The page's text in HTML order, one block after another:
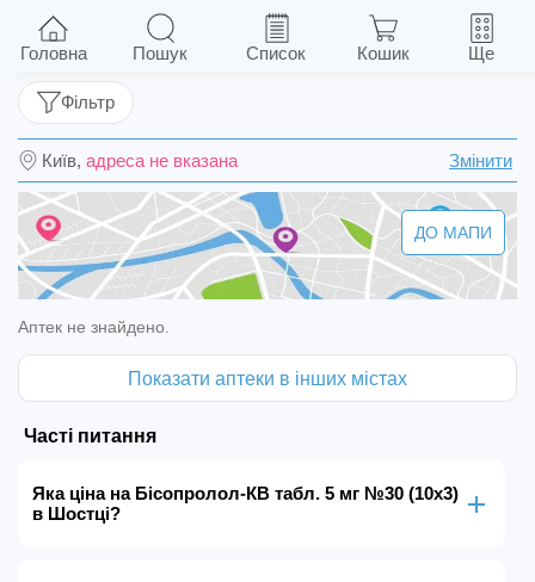
Бісопролол-КВ табл. 5 мг №30 (10х3)
Київ, адреса не вказана Змінити
Фільтр
ДО МАПИ
Аптек не знайдено.
Показати аптеки в інших містах
Часті питання
Яка ціна на Бісопролол-КВ табл. 5 мг №30 (10х3)
в Шостці?
Головна Пошук Список Кошик Ще